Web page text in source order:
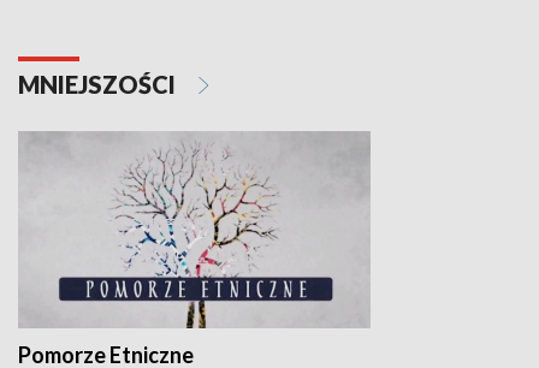
MNIEJSZOŚCI
Pomorze Etniczne